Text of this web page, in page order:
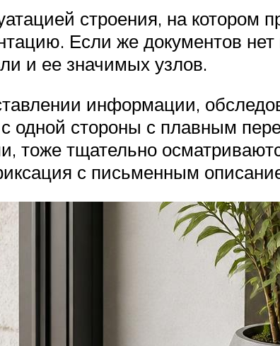
строения, на котором
Если же документов нет
и ее значимых узлов.
информации,
с одной стороны с плавным
тоже тщательно
с письменным